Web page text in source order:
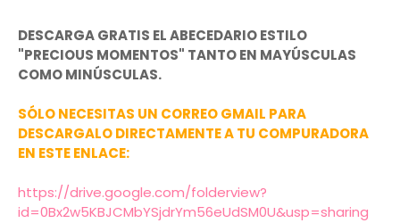
DESCARGA GRATIS EL ABECEDARIO ESTILO
"PRECIOUS MOMENTOS" TANTO EN MAYÚSCULAS
COMO MINÚSCULAS.
SÓLO NECESITAS UN CORREO GMAIL PARA
DESCARGALO DIRECTAMENTE A TU COMPURADORA
EN ESTE ENLACE:
https://drive.google.com/folderview?
id=0Bx2w5KBJCMbYSjdrYm56eUdSM0U&usp=sharing